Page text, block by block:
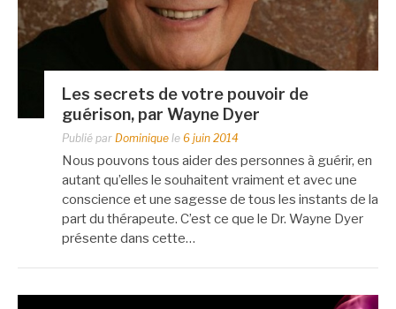
Les secrets de votre pouvoir de
guérison, par Wayne Dyer
Publié par Dominique le 6 juin 2014
Nous pouvons tous aider des personnes à guérir, en
autant qu’elles le souhaitent vraiment et avec une
conscience et une sagesse de tous les instants de la
part du thérapeute. C’est ce que le Dr. Wayne Dyer
présente dans cette…